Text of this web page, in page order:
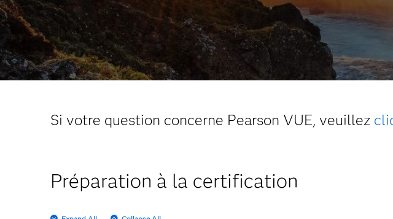
Si votre question concerne Pearson VUE, veuillez
Préparation à la certification